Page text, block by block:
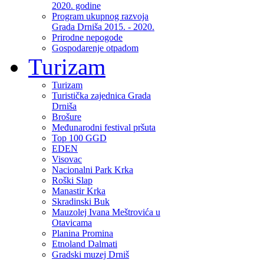
2020. godine
Program ukupnog razvoja
Grada Drniša 2015. - 2020.
Prirodne nepogode
Gospodarenje otpadom
Turizam
Turizam
Turistička zajednica Grada
Drniša
Brošure
Međunarodni festival pršuta
Top 100 GGD
EDEN
Visovac
Nacionalni Park Krka
Roški Slap
Manastir Krka
Skradinski Buk
Mauzolej Ivana Meštrovića u
Otavicama
Planina Promina
Etnoland Dalmati
Gradski muzej Drniš